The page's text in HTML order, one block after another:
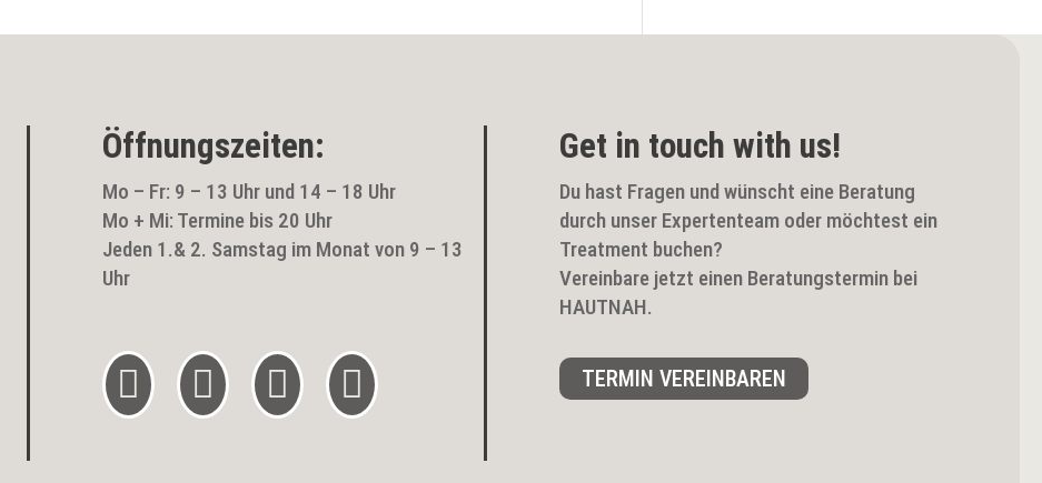
Öffnungszeiten:
Mo – Fr: 9 – 13 Uhr und 14 – 18 Uhr
Mo + Mi: Termine bis 20 Uhr
Jeden 1.& 2. Samstag im Monat von 9 – 13
Uhr
   
Get in touch with us!
Du hast Fragen und wünscht eine Beratung
durch unser Expertenteam oder möchtest ein
Treatment buchen?
Vereinbare jetzt einen Beratungstermin bei
HAUTNAH.
TERMIN VEREINBAREN